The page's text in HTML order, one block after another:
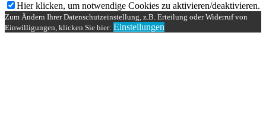
Hier klicken, um notwendige Cookies zu aktivieren/deaktivieren.
Zum Ändern Ihrer Datenschutzeinstellung, z.B. Erteilung oder Widerruf von
Einwilligungen, klicken Sie hier: Einstellungen